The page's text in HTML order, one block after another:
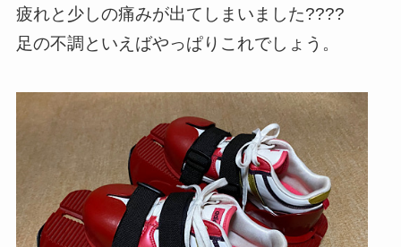
疲れと少しの痛みが出てしまいました????
足の不調といえばやっぱりこれでしょう。